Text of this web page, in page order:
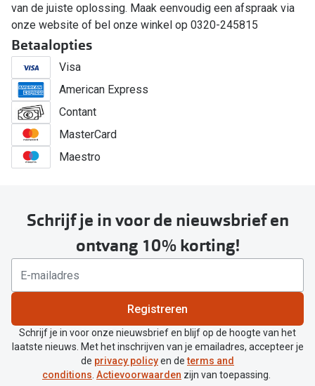
van de juiste oplossing. Maak eenvoudig een afspraak via
onze website of bel onze winkel op 0320-245815
Betaalopties
Visa
American Express
Contant
MasterCard
Maestro
Schrijf je in voor de nieuwsbrief en
ontvang 10% korting!
Registreren
Schrijf je in voor onze nieuwsbrief en blijf op de hoogte van het
laatste nieuws. Met het inschrijven van je emailadres, accepteer je
de privacy policyen determs and
conditions. Actievoorwaarden zijn van toepassing.